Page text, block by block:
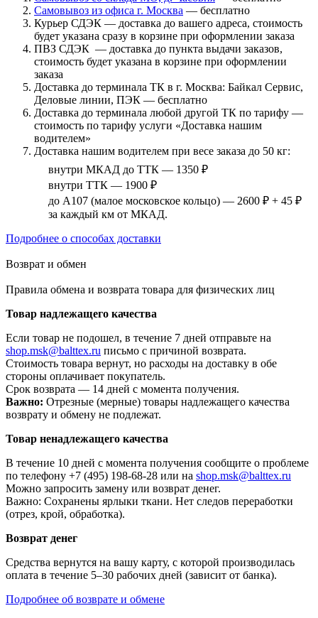
Самовывоз из офиса г. Москва — бесплатно
Курьер СДЭК — доставка до вашего адреса, стоимость
будет указана сразу в корзине при оформлении заказа
ПВЗ СДЭК — доставка до пункта выдачи заказов,
стоимость будет указана в корзине при оформлении
заказа
Доставка до терминала ТК в г. Москва: Байкал Сервис,
Деловые линии, ПЭК — бесплатно
Доставка до терминала любой другой ТК по тарифу —
стоимость по тарифу услуги «Доставка нашим
водителем»
Доставка нашим водителем при весе заказа до 50 кг:
внутри МКАД до ТТК — 1350 ₽
внутри ТТК — 1900 ₽
до А107 (малое московское кольцо) — 2600 ₽ + 45 ₽
за каждый км от МКАД.
Подробнее о способах доставки
Возврат и обмен
Правила обмена и возврата товара для физических лиц
Товар надлежащего качества
Если товар не подошел, в течение 7 дней отправьте на
shop.msk@balttex.ru письмо с причиной возврата.
Стоимость товара вернут, но расходы на доставку в обе
стороны оплачивает покупатель.
Срок возврата — 14 дней с момента получения.
Важно: Отрезные (мерные) товары надлежащего качества
возврату и обмену не подлежат.
Товар ненадлежащего качества
В течение 10 дней с момента получения сообщите о проблеме
по телефону +7 (495) 198-68-28 или на shop.msk@balttex.ru
Можно запросить замену или возврат денег.
Важно: Сохранены ярлыки ткани. Нет следов переработки
(отрез, крой, обработка).
Возврат денег
Средства вернутся на вашу карту, с которой производилась
оплата в течение 5–30 рабочих дней (зависит от банка).
Подробнее об возврате и обмене